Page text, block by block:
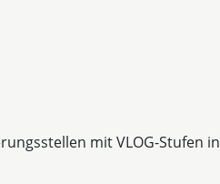
mit VLOG-Stufen in